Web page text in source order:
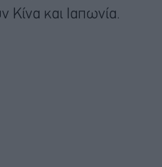
Κίνα και Ιαπωνία.